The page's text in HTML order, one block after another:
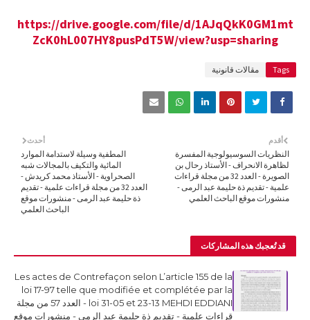
https://drive.google.com/file/d/1AJqQkK0GM1mt
ZcK0hL007HY8pusPdT5W/view?usp=sharing
Tags مقالات قانونية
أحدث
المطفية وسيلة لاستدامة الموارد
المائية والتكيف بالمجالات شبه
الصحراوية - الأستاذ محمد كريدش -
العدد 32 من مجلة قراءات علمية - تقديم
ذة حليمة عبد الرمى - منشورات موقع
الباحث العلمي
أقدم
النظريات السوسيولوجية المفسرة
لظاهرة الانحراف - الأستاذ رحال بن
الصويرة - العدد 32 من مجلة قراءات
علمية - تقديم ذة حليمة عبد الرمى -
منشورات موقع الباحث العلمي
قد تُعجبك هذه المشاركات
Les actes de Contrefaçon selon L’article 155 de la
loi 17-97 telle que modifiée et complétée par la
loi 31-05 et 23-13 MEHDI EDDIANI - العدد 57 من مجلة
قراءات علمية - تقديم ذة حليمة عبد الرمى - منشورات موقع